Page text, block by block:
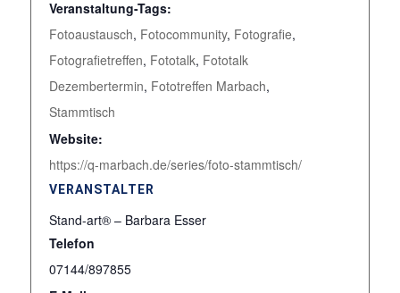
Veranstaltung-Tags:
Fotoaustausch, Fotocommunity, Fotografie,
Fotografietreffen, Fototalk, Fototalk
Dezembertermin, Fototreffen Marbach,
Stammtisch
Website:
https://q-marbach.de/series/foto-stammtisch/
VERANSTALTER
Stand-art® – Barbara Esser
Telefon
07144/897855